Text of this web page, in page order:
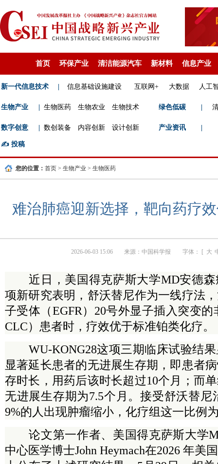
首页 环保产业 清洁能源汽车 新材料 信息产业
新一代信息技术 信息基础设施建设 互联网+ 大数据 人工
生物产业 生物医药 生物农业 生物技术 绿色低碳
数字创意 数创装备 内容创新 设计创新 产业资讯
✍️ 投稿
您的位置： 首页 > 生物产业 > 生物医药
难治肺癌迎新选择，靶向药疗
2026-06-03 15:06 来源： 中国科学报 字体： [ 大
近日，美国得克萨斯大学MD安德森
项新研究表明，舒沃替尼作为一线疗法
子受体（EGFR）20号外显子插入突变
CLC）患者时，疗效优于标准铂类化疗。
WU-KONG28这项三期临床试验结果
显著延长患者的无进展生存期，即患者
存时长，用药后该时长超过10个月；而
无进展生存期为7.5个月。接受舒沃替尼
9%的人出现肿瘤缩小，化疗组这一比例
论文第一作者、美国得克萨斯大学
中心医学博士John Heymach在2026 年美